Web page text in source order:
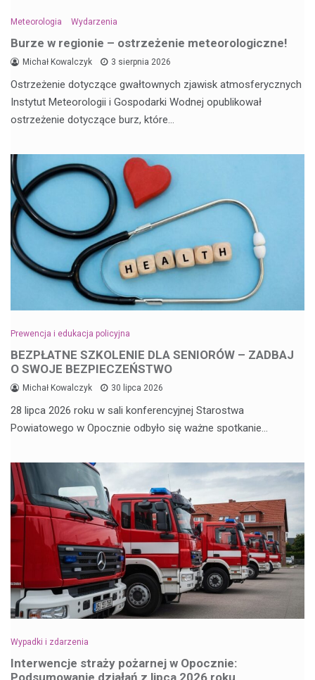
Meteorologia Wydarzenia
Burze w regionie – ostrzeżenie meteorologiczne!
Michał Kowalczyk 3 sierpnia 2026
Ostrzeżenie dotyczące gwałtownych zjawisk atmosferycznych
Instytut Meteorologii i Gospodarki Wodnej opublikował
ostrzeżenie dotyczące burz, które…
Prewencja i edukacja policyjna
BEZPŁATNE SZKOLENIE DLA SENIORÓW – ZADBAJ
O SWOJE BEZPIECZEŃSTWO
Michał Kowalczyk 30 lipca 2026
28 lipca 2026 roku w sali konferencyjnej Starostwa
Powiatowego w Opocznie odbyło się ważne spotkanie…
Wypadki i zdarzenia
Interwencje straży pożarnej w Opocznie:
Podsumowanie działań z lipca 2026 roku